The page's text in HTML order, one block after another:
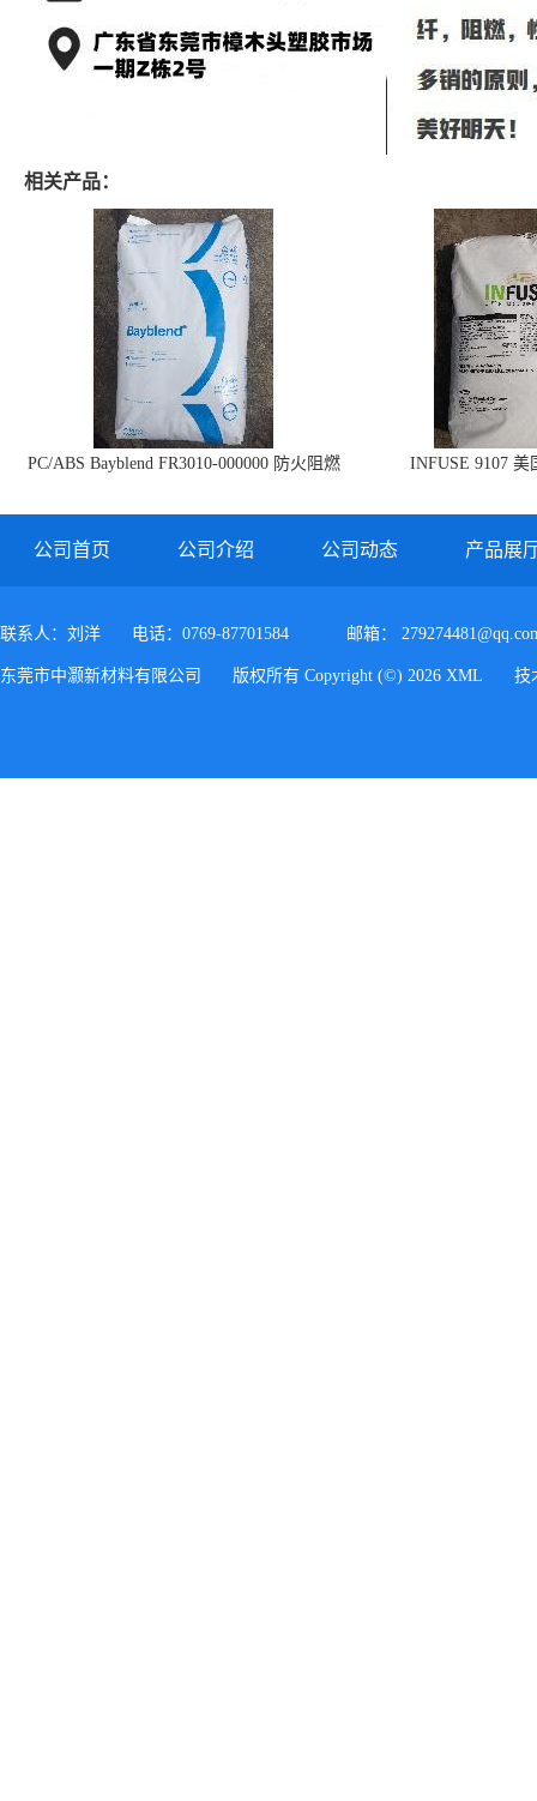
相关产品：
PC/ABS Bayblend FR3010-000000 防火阻燃
INFUSE 9107 美
公司首页 公司介绍 公司动态 产品展
联系人：刘洋 电话：0769-87701584 邮箱：
东莞市中灏新材料有限公司 版权所有 Copyright (©) 2026 XML 技